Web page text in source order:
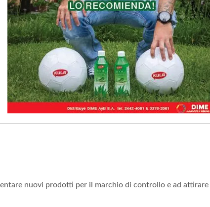
nuovi prodotti per il marchio di controllo e ad attirare
Di Cocco Acqua Frizzante Aromatizzata